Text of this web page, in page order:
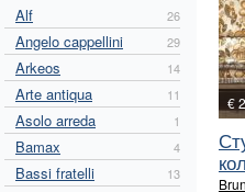
Alf
26
Angelo cappellini 29
Arkeos 14
Arte antiqua 11
Asolo arreda 1
Bamax 4
Bassi fratelli 13
€